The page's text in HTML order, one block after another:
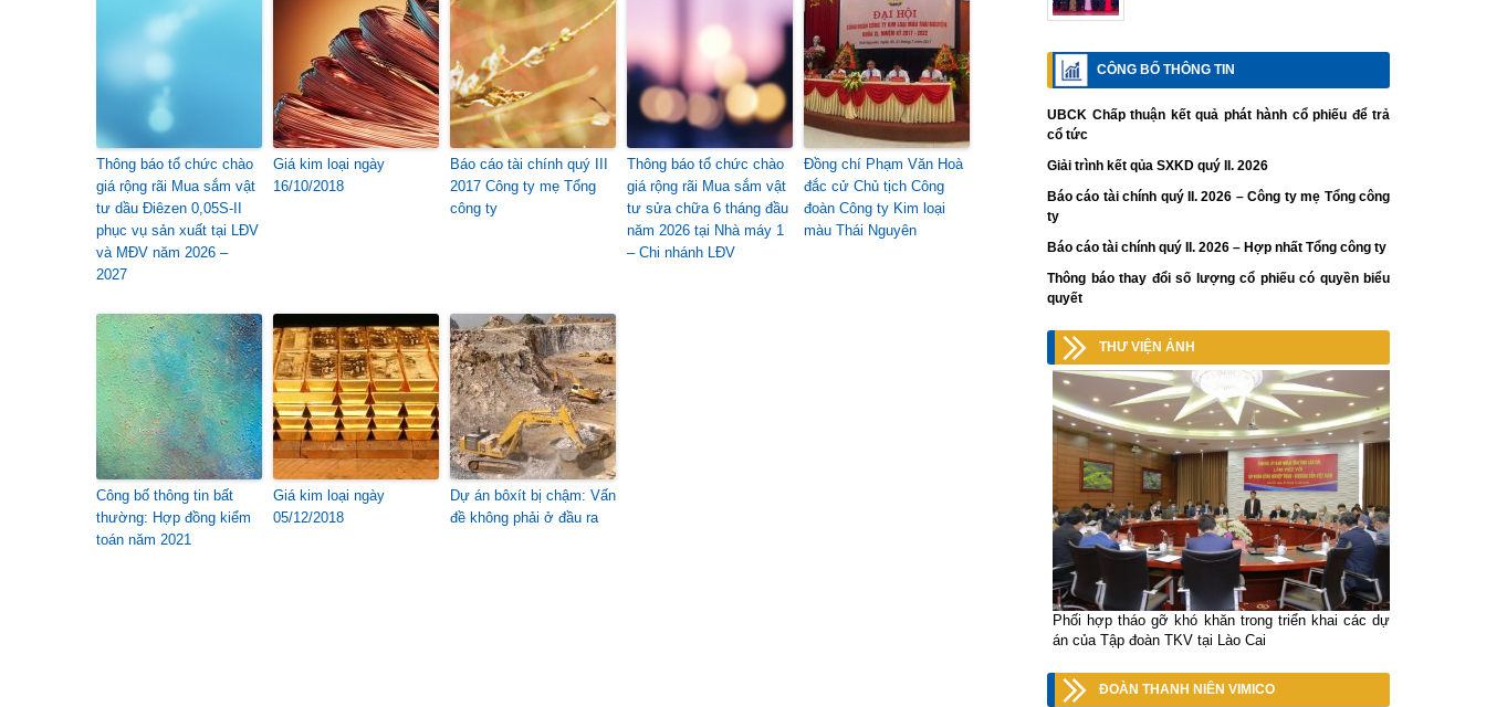
Thông báo tổ chức chào
giá rộng rãi Mua sắm vật
tư dầu Điêzen 0,05S-II
phục vụ sản xuất tại LĐV
và MĐV năm 2026 –
2027
Giá kim loại ngày
16/10/2018
Báo cáo tài chính quý III
2017 Công ty mẹ Tổng
công ty
Thông báo tổ chức chào
giá rộng rãi Mua sắm vật
tư sửa chữa 6 tháng đầu
năm 2026 tại Nhà máy 1
– Chi nhánh LĐV
Đồng chí Phạm Văn Hoà
đắc cử Chủ tịch Công
đoàn Công ty Kim loại
màu Thái Nguyên
Công bố thông tin bất
thường: Hợp đồng kiểm
toán năm 2021
Giá kim loại ngày
05/12/2018
Dự án bôxít bị chậm: Vấn
đề không phải ở đầu ra
CÔNG BỐ THÔNG TIN
UBCK Chấp thuận kết quả phát hành cổ phiếu để trả
cổ tức
Giải trình kết qủa SXKD quý II. 2026
Báo cáo tài chính quý II. 2026 – Công ty mẹ Tổng công
ty
Báo cáo tài chính quý II. 2026 – Hợp nhất Tổng công ty
Thông báo thay đổi số lượng cổ phiếu có quyền biểu
quyết
THƯ VIỆN ẢNH
Phối hợp tháo gỡ khó khăn trong triển khai các dự
án của Tập đoàn TKV tại Lào Cai
ĐOÀN THANH NIÊN VIMICO